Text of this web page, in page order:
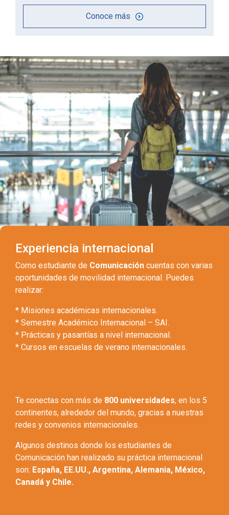
Conoce más
Experiencia internacional
Como estudiante de Comunicación cuentas con varias
oportunidades de movilidad internacional. Puedes
realizar:
* Misiones académicas internacionales.
* Semestre Académico Internacional – SAI.
* Prácticas y pasantías a nivel internacional.
* Cursos en escuelas de verano internacionales.
Te conectas con más de 800 universidades, en los 5
continentes, alrededor del mundo, gracias a nuestras
redes y convenios internacionales.
Algunos destinos donde los estudiantes de
Comunicación han realizado su práctica internacional
son: España, EE.UU., Argentina, Alemania, México,
Canadá y Chile.